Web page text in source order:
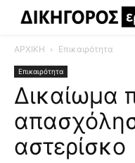
ΑΡΧΙΚΗ Επικαιρότητα
Επικαιρότητα
Δικαίωμα
αστερίσκο